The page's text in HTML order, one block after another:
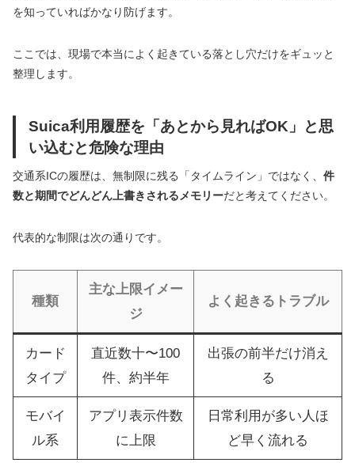
を知っていればかなり防げます。
ここでは、現場で本当によく起きている落とし穴だけをギュッと
整理します。
Suica利用履歴を「あとから見ればOK」と思
い込むと危険な理由
交通系ICの履歴は、無制限に残る「タイムライン」ではなく、 件
数と期間でどんどん上書きされるメモリーだと考えてください。
代表的な制限は次の通りです。
種類
主な上限イメー
ジ
よく起きるトラブル
カード
タイプ
直近数十〜100
件、約半年
出張の前半だけ消え
る
モバイ
ル系
アプリ表示件数
に上限
日常利用が多い人ほ
ど早く流れる